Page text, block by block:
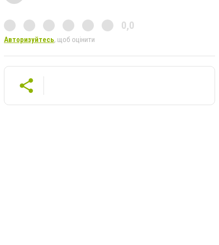
0,0
Авторизуйтесь, щоб оцінити